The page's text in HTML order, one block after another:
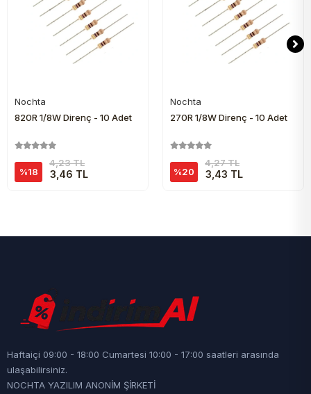
Nochta
820R 1/8W Direnç - 10 Adet
%18
4,23 TL
3,46 TL
Nochta
270R 1/8W Direnç - 10 Adet
%20
4,27 TL
3,43 TL
Haftaiçi 09:00 - 18:00 Cumartesi 10:00 - 17:00 saatleri arasında
ulaşabilirsiniz.
NOCHTA YAZILIM ANONİM ŞİRKETİ